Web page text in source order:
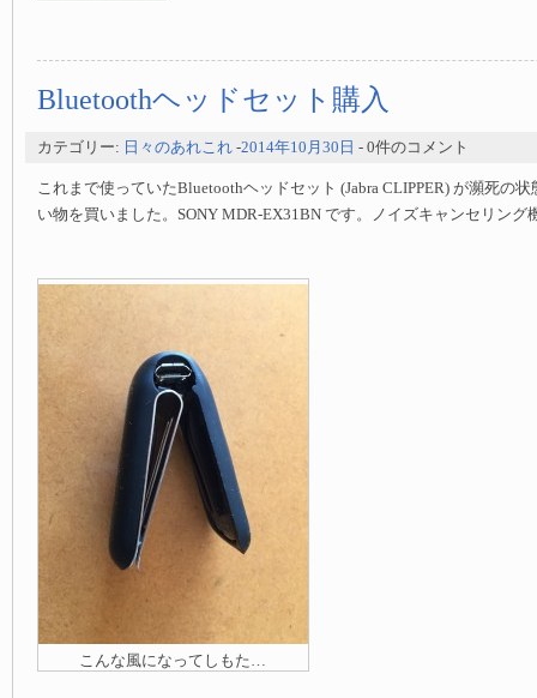
Bluetoothヘッドセット購入
カテゴリー: 日々のあれこれ -2014年10月30日 - 0件のコメント
これまで使っていたBluetoothヘッドセット (Jabra CLIPPER) が瀕死の
い物を買いました。SONY MDR-EX31BN です。ノイズキャンセリング
こんな風になってしもた…